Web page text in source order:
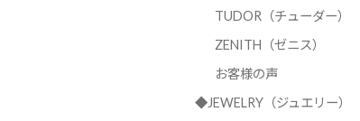
TUDOR（チューダー）
ZENITH（ゼニス）
お客様の声
◆JEWELRY（ジュエリー）